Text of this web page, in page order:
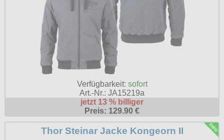
Verfügbarkeit: sofort
Art.-Nr.: JA15219a
jetzt 13 % billiger
Preis: 129.90 €
Thor Steinar Jacke Kongeorn II